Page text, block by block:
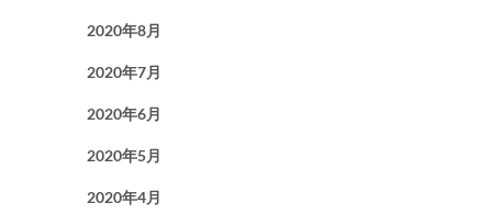
2020年8月
2020年7月
2020年6月
2020年5月
2020年4月